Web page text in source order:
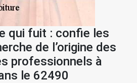
qui fuit : confie les
de l’origine des
professionnels à
le 62490